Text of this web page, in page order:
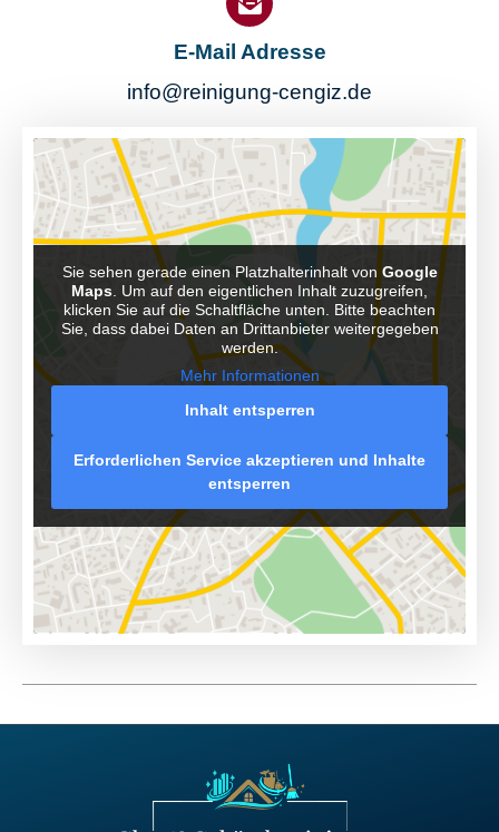
E-Mail Adresse
info@reinigung-cengiz.de
Sie sehen gerade einen Platzhalterinhalt von Google
Maps . Um auf den eigentlichen Inhalt zuzugreifen,
klicken Sie auf die Schaltfläche unten. Bitte beachten
Sie, dass dabei Daten an Drittanbieter weitergegeben
werden.
Mehr Informationen
Inhalt entsperren
Erforderlichen Service akzeptieren und Inhalte
entsperren